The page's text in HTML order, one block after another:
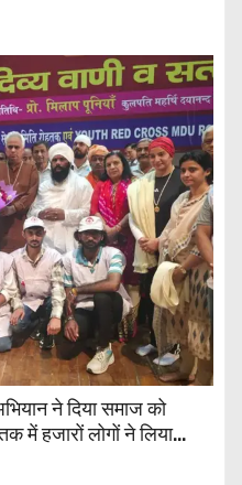
ने दिया समाज को
में हजारों लोगों ने लिया